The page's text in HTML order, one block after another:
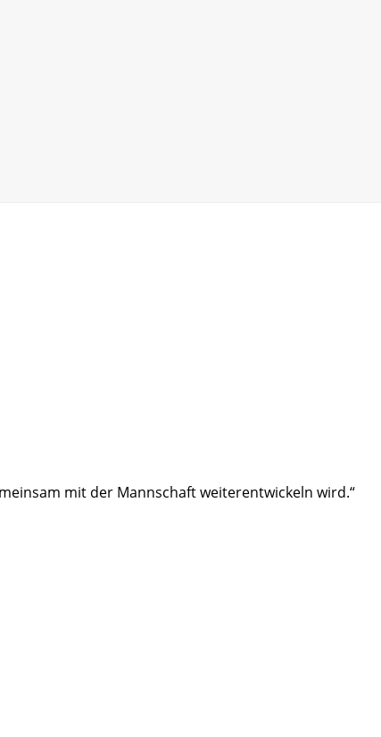
mit der Mannschaft weiterentwickeln wird.“